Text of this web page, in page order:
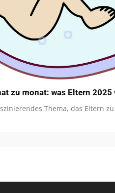
zu monat: was Eltern
Thema, das Eltern